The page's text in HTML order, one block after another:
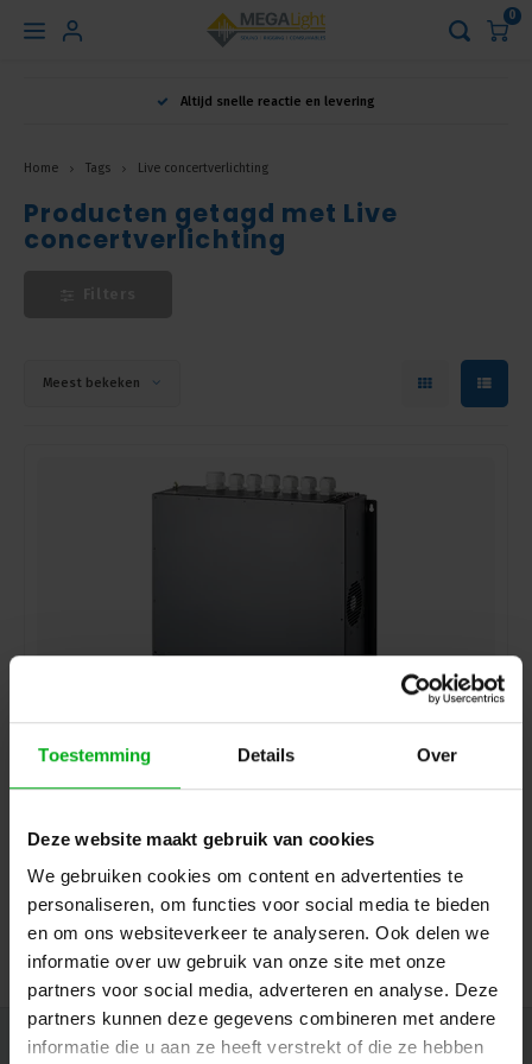
Toestemming Details Over
Deze website maakt gebruik van cookies
We gebruiken cookies om content en advertenties te
personaliseren, om functies voor social media te bieden
en om ons websiteverkeer te analyseren. Ook delen we
informatie over uw gebruik van onze site met onze
partners voor social media, adverteren en analyse. Deze
partners kunnen deze gegevens combineren met andere
informatie die u aan ze heeft verstrekt of die ze hebben
Hoofdmenu
Nederlands
0
Altijd snelle reactie en levering
Home Tags Live concertverlichting
Producten getagd met Live
concertverlichting
Meest bekeken
SRS Lighting | Wanddimmer 6-kanaals DDP | DMX
3+5pin | Exclusief backplate
Levertijd op aanvraag
Login voor prijzen
Nieuwsbrief